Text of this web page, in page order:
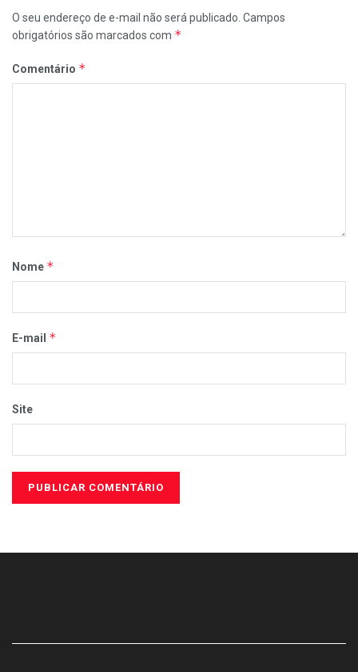
O seu endereço de e-mail não será publicado. Campos
obrigatórios são marcados com *
Comentário *
Nome *
E-mail *
Site